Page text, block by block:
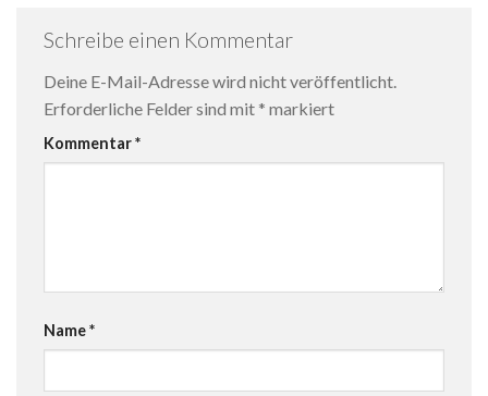
Schreibe einen Kommentar
Deine E-Mail-Adresse wird nicht veröffentlicht.
Erforderliche Felder sind mit * markiert
Kommentar*
Name*